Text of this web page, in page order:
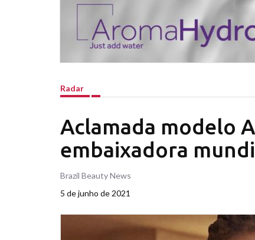
Radar
Aclamada modelo
embaixadora
Brazil Beauty News
5 de junho de 2021